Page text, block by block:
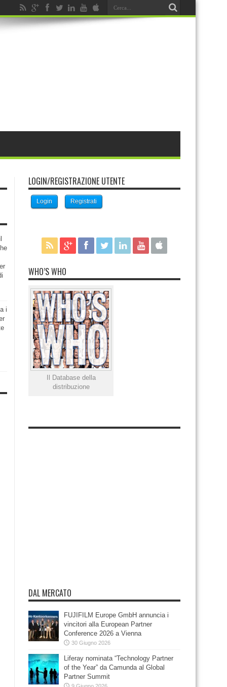
i
LOGIN/REGISTRAZIONE UTENTE
Login Registrati
WHO’S WHO
Il Database della
distribuzione
DAL MERCATO
FUJIFILM Europe GmbH annuncia i
vincitori alla European Partner
Conference 2026 a Vienna
30 Giugno 2026
Liferay nominata “Technology Partner
of the Year” da Camunda al Global
Partner Summit